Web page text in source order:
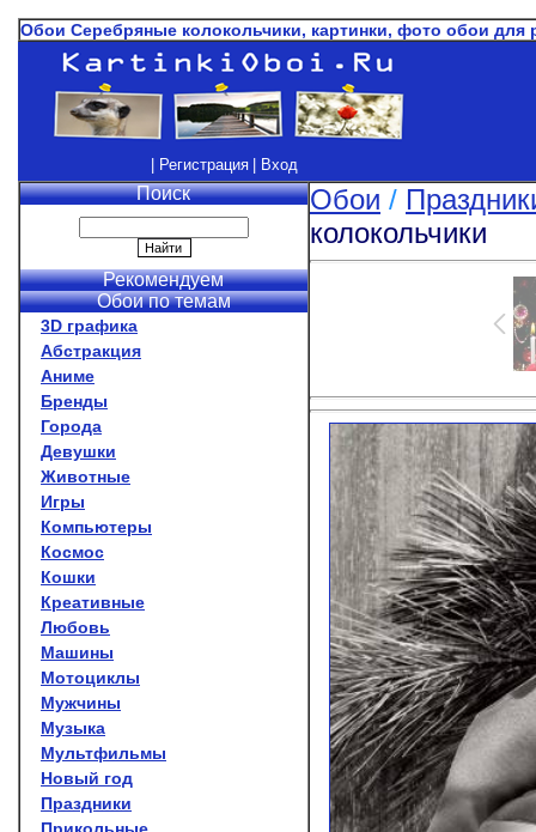
Обои Серебряные колокольчики, картинки, фото обои для
| Регистрация | Вход
Поиск
Рекомендуем
Обои по темам
3D графика
Абстракция
Аниме
Бренды
Города
Девушки
Животные
Игры
Компьютеры
Космос
Кошки
Креативные
Любовь
Машины
Мотоциклы
Мужчины
Музыка
Мультфильмы
Новый год
Праздники
Обои /
колокольчики